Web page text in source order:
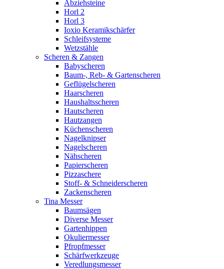
Abziehsteine
Horl 2
Horl 3
Ioxio Keramikschärfer
Schleifsysteme
Wetzstähle
Scheren & Zangen
Babyscheren
Baum-, Reb- & Gartenscheren
Geflügelscheren
Haarscheren
Haushaltsscheren
Hautscheren
Hautzangen
Küchenscheren
Nagelknipser
Nagelscheren
Nähscheren
Papierscheren
Pizzaschere
Stoff- & Schneiderscheren
Zackenscheren
Tina Messer
Baumsägen
Diverse Messer
Gartenhippen
Okuliermesser
Pfropfmesser
Schärfwerkzeuge
Veredlungsmesser